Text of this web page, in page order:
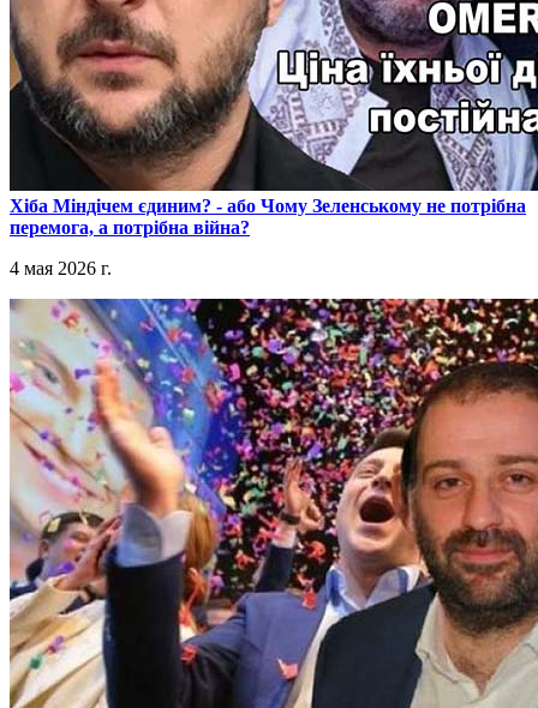
​Хіба Міндічем єдиним? - або Чому Зеленському не потрібна
перемога, а потрібна війна?
4 мая 2026 г.